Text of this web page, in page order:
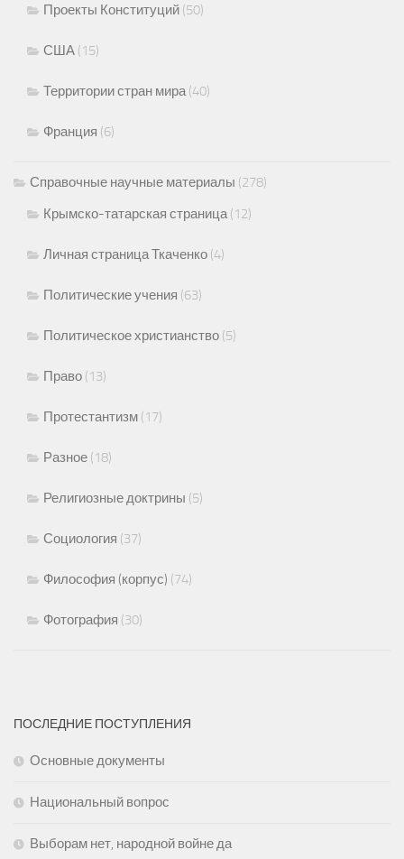
Проекты Конституций (50)
США (15)
Территории стран мира(40)
Франция (6)
Справочные научные материалы (278)
Крымско-татарская страница(12)
Личная страница Ткаченко (4)
Политические учения (63)
Политическое христианство (5)
Право (13)
Протестантизм (17)
Разное (18)
Религиозные доктрины (5)
Социология (37)
Философия (корпус) (74)
Фотография (30)
ПОСЛЕДНИЕ ПОСТУПЛЕНИЯ
Основные документы
Национальный вопрос
Выборам нет, народной войне да